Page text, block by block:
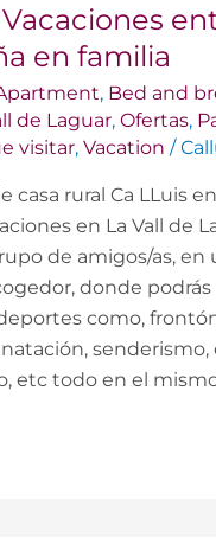
en familia
, Bed and
de Laguar, Ofertas,
visitar, Vacation /
casa rural Ca LLuis
en La Vall de
de amigos/as, en
donde podrás
como,
senderismo,
etc todo en el